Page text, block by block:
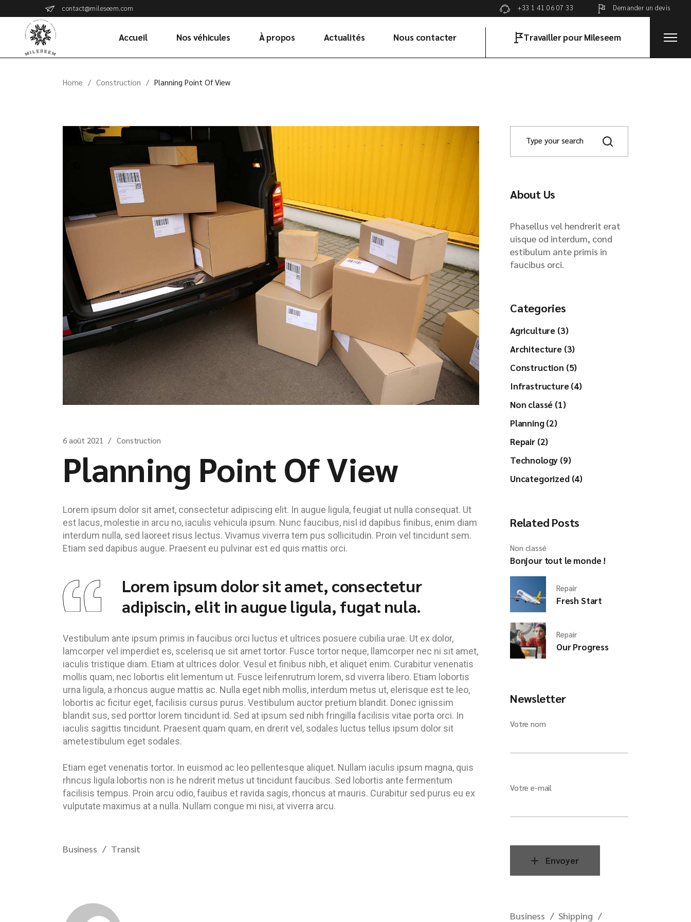
contact@mileseem.com +33 1 41 06 07 33 Demander un devis
Accueil Nos véhicules À propos Actualités Nous contacter Travailler pour Mileseem
Home Construction Planning Point Of View
6 août 2021 Construction
Planning Point Of View
Lorem ipsum dolor sit amet, consectetur adipiscing elit. In augue ligula, feugiat ut nulla consequat. Ut
est lacus, molestie in arcu no, iaculis vehicula ipsum. Nunc faucibus, nisl id dapibus finibus, enim diam
interdum nulla, sed laoreet risus lectus. Vivamus viverra tem pus sollicitudin. Proin vel tincidunt sem.
Etiam sed dapibus augue. Praesent eu pulvinar est ed quis mattis orci.
Lorem ipsum dolor sit amet, consectetur
adipiscin, elit in augue ligula, fugat nula.
Vestibulum ante ipsum primis in faucibus orci luctus et ultrices posuere cubilia urae. Ut ex dolor,
lamcorper vel imperdiet es, scelerisq ue sit amet tortor. Fusce tortor neque, llamcorper nec ni sit amet,
iaculis tristique diam. Etiam at ultrices dolor. Vesul et finibus nibh, et aliquet enim. Curabitur venenatis
mollis quam, nec lobortis elit lementum ut. Fusce leifenrutrum lorem, sd viverra libero. Etiam lobortis
urna ligula, a rhoncus augue mattis ac. Nulla eget nibh mollis, interdum metus ut, elerisque est te leo,
lobortis ac ficitur eget, facilisis cursus purus. Vestibulum auctor pretium blandit. Donec ignissim
blandit sus, sed porttor lorem tincidunt id. Sed at ipsum sed nibh fringilla facilisis vitae porta orci. In
iaculis sagittis tincidunt. Praesent quam quam, en drerit vel, sodales luctus tellus ipsum dolor sit
ametestibulum eget sodales.
Etiam eget venenatis tortor. In euismod ac leo pellentesque aliquet. Nullam iaculis ipsum magna, quis
rhncus ligula lobortis non is he ndrerit metus ut tincidunt faucibus. Sed lobortis ante fermentum
facilisis tempus. Proin arcu odio, fauibus et ravida sagis, rhoncus at mauris. Curabitur sed purus eu ex
vulputate maximus at a nulla. Nullam congue mi nisi, at viverra arcu.
Business Transit
About Us
Phasellus vel hendrerit erat
uisque od interdum, cond
estibulum ante primis in
faucibus orci.
Categories
Agriculture (3)
Architecture (3)
Construction (5)
Infrastructure (4)
Non classé (1)
Planning (2)
Repair (2)
Technology (9)
Uncategorized (4)
Related Posts
Non classé
Bonjour tout le monde !
Repair
Fresh Start
Repair
Our Progress
Newsletter
Votre nom
Votre e-mail
Envoyer
Business Shipping